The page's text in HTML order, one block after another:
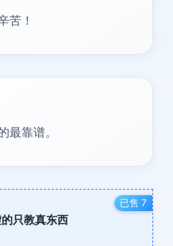
苦！
最靠谱。
只教真东西
已售 7